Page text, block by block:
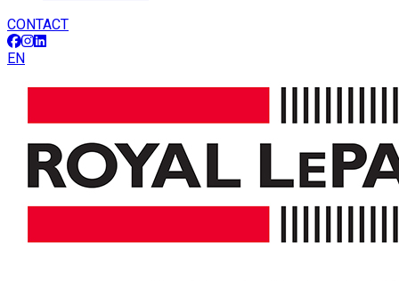
CONTACT
EN